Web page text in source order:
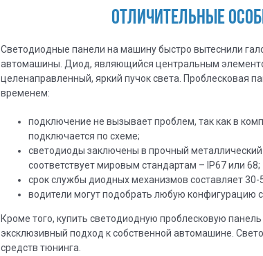
ОТЛИЧИТЕЛЬНЫЕ
Светодиодные панели на машину быстро вытеснили
автомашины. Диод, являющийся центральным
целенаправленный, яркий пучок света. Проблесковая
временем:
подключение не вызывает проблем, так как в
подключается по схеме;
светодиоды заключены в прочный
соответствует мировым стандартам – IP67 или 68;
срок службы диодных механизмов составляет 30-
водители могут подобрать любую конфигурацию
Кроме того, купить светодиодную проблесковую
эксклюзивный подход к собственной автомашине.
средств тюнинга.